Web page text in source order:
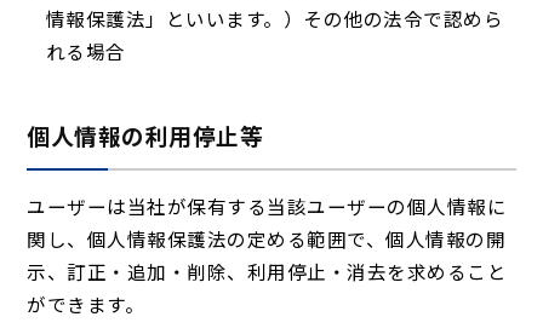
情報保護法」といいます。）その他の法令で認めら
れる場合
個人情報の利用停止等
ユーザーは当社が保有する当該ユーザーの個人情報に
関し、個人情報保護法の定める範囲で、個人情報の開
示、訂正・追加・削除、利用停止・消去を求めること
ができます。